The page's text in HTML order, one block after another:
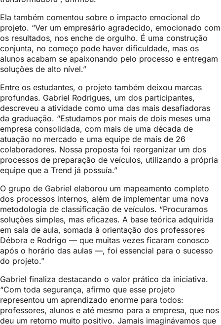
Ela também comentou sobre o impacto emocional do
projeto. “Ver um empresário agradecido, emocionado com
os resultados, nos enche de orgulho. É uma construção
conjunta, no começo pode haver dificuldade, mas os
alunos acabam se apaixonando pelo processo e entregam
soluções de alto nível.”
Entre os estudantes, o projeto também deixou marcas
profundas. Gabriel Rodrigues, um dos participantes,
descreveu a atividade como uma das mais desafiadoras
da graduação. “Estudamos por mais de dois meses uma
empresa consolidada, com mais de uma década de
atuação no mercado e uma equipe de mais de 26
colaboradores. Nossa proposta foi reorganizar um dos
processos de preparação de veículos, utilizando a própria
equipe que a Trend já possuía.”
O grupo de Gabriel elaborou um mapeamento completo
dos processos internos, além de implementar uma nova
metodologia de classificação de veículos. “Procuramos
soluções simples, mas eficazes. A base teórica adquirida
em sala de aula, somada à orientação dos professores
Débora e Rodrigo — que muitas vezes ficaram conosco
após o horário das aulas —, foi essencial para o sucesso
do projeto.”
Gabriel finaliza destacando o valor prático da iniciativa.
“Com toda segurança, afirmo que esse projeto
representou um aprendizado enorme para todos:
professores, alunos e até mesmo para a empresa, que nos
deu um retorno muito positivo. Jamais imaginávamos que